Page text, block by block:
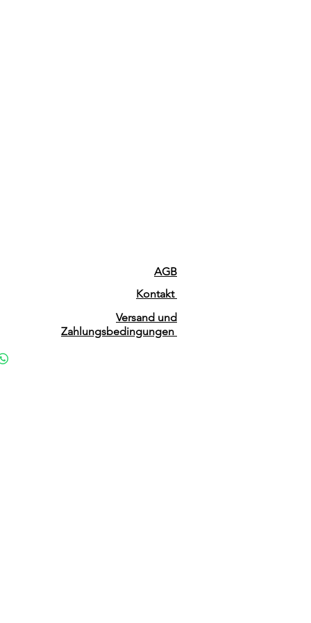
AGB
Kontakt
Versand und
Zahlungsbedingungen